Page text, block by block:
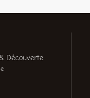
Découverte